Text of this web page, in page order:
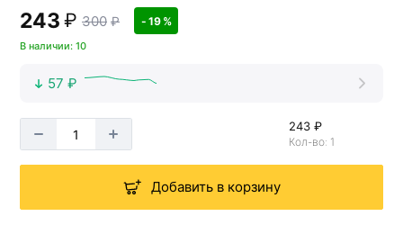
243 ₽ 300 ₽ - 19 %
В наличии: 10
57 ₽
243 ₽
Кол-во: 1
Добавить в корзину